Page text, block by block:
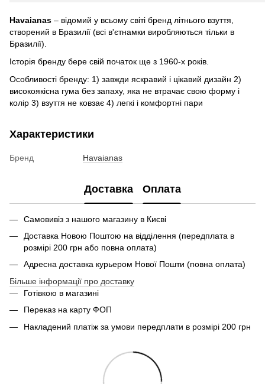
Havaianas – відомий у всьому світі бренд літнього взуття,
створений в Бразилії (всі в'єтнамки виробляються тільки в
Бразилії).
Історія бренду бере свій початок ще з 1960-х років.
Особливості бренду: 1) завжди яскравий і цікавий дизайн 2)
високоякісна гума без запаху, яка не втрачає свою форму і
колір 3) взуття не ковзає 4) легкі і комфортні пари
Характеристики
Бренд Havaianas
Доставка Оплата
Самовивіз з нашого магазину в Києві
Доставка Новою Поштою на відділення (передплата в
розмірі 200 грн або повна оплата)
Адресна доставка курьером Нової Пошти (повна оплата)
Більше інформації про доставку
Готівкою в магазині
Переказ на карту ФОП
Накладений платіж за умови передплати в розмірі 200 грн